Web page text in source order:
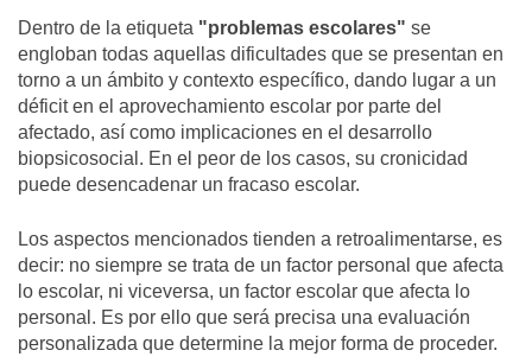
Dentro de la etiqueta "problemas escolares" se
engloban todas aquellas dificultades que se presentan en
torno a un ámbito y contexto específico, dando lugar a un
déficit en el aprovechamiento escolar por parte del
afectado, así como implicaciones en el desarrollo
biopsicosocial. En el peor de los casos, su cronicidad
puede desencadenar un fracaso escolar.
Los aspectos mencionados tienden a retroalimentarse, es
decir: no siempre se trata de un factor personal que afecta
lo escolar, ni viceversa, un factor escolar que afecta lo
personal. Es por ello que será precisa una evaluación
personalizada que determine la mejor forma de proceder.